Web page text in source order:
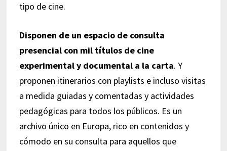
tipo de cine.
Disponen de un espacio de consulta
presencial con mil títulos de cine
experimental y documental a la carta. Y
proponen itinerarios con playlists e incluso visitas
a medida guiadas y comentadas y actividades
pedagógicas para todos los públicos. Es un
archivo único en Europa, rico en contenidos y
cómodo en su consulta para aquellos que